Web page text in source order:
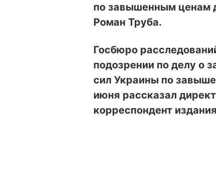
по завышенным ценам
Роман Труба.
Госбюро
подозрении по делу о
сил Украины по
июня рассказал
корреспондент издания